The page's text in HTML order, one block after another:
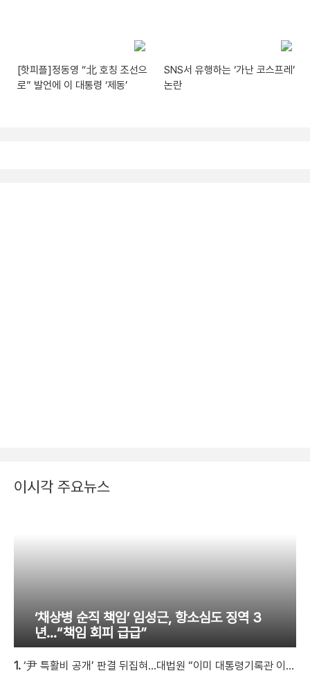
[핫피플]정동영 “北 호칭 조선으
로” 발언에 이 대통령 ‘제동’
SNS서 유행하는 ‘가난 코스프레’
논란
이시각 주요뉴스
‘채상병 순직 책임’ 임성근, 항소심도 징역 3
년…“책임 회피 급급”
1. ‘尹 특활비 공개’ 판결 뒤집혀…대법원 “이미 대통령기록관 이관”